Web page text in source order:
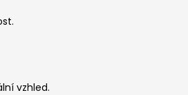
vzhled.